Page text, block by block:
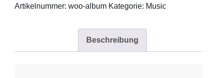
Artikelnummer: woo-album Kategorie: Music
Beschreibung